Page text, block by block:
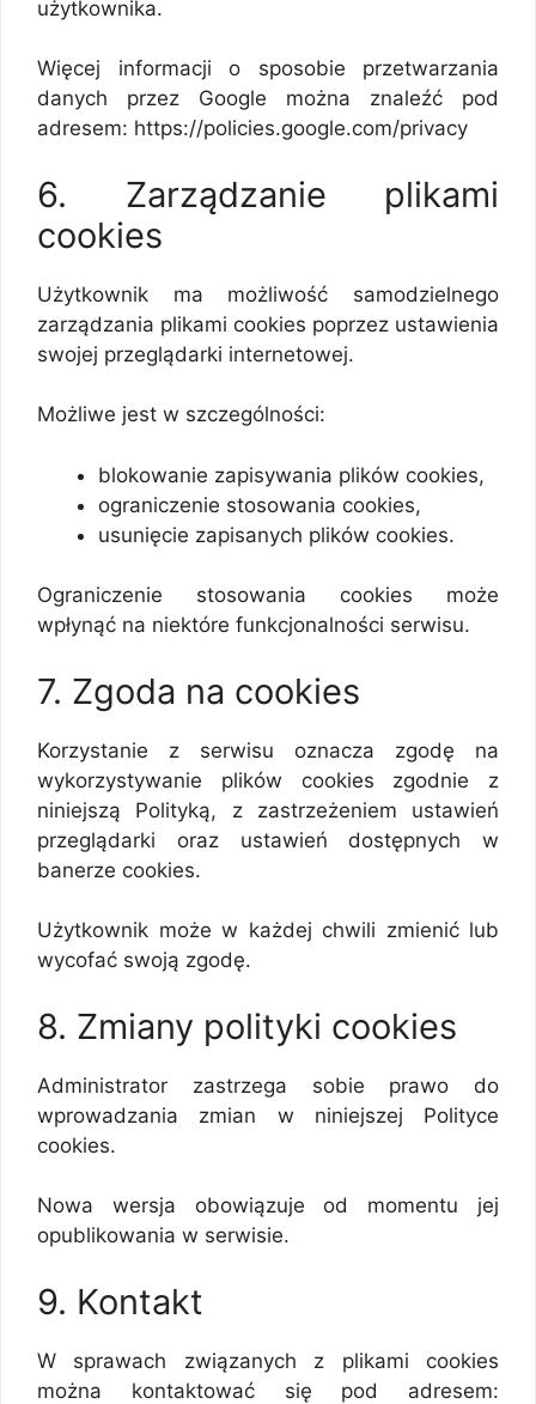
użytkownika.
Więcej informacji o sposobie przetwarzania
danych przez Google można znaleźć pod
adresem: https://policies.google.com/privacy
6. Zarządzanie plikami
cookies
Użytkownik ma możliwość samodzielnego
zarządzania plikami cookies poprzez ustawienia
swojej przeglądarki internetowej.
Możliwe jest w szczególności:
blokowanie zapisywania plików cookies,
ograniczenie stosowania cookies,
usunięcie zapisanych plików cookies.
Ograniczenie stosowania cookies może
wpłynąć na niektóre funkcjonalności serwisu.
7. Zgoda na cookies
Korzystanie z serwisu oznacza zgodę na
wykorzystywanie plików cookies zgodnie z
niniejszą Polityką, z zastrzeżeniem ustawień
przeglądarki oraz ustawień dostępnych w
banerze cookies.
Użytkownik może w każdej chwili zmienić lub
wycofać swoją zgodę.
8. Zmiany polityki cookies
Administrator zastrzega sobie prawo do
wprowadzania zmian w niniejszej Polityce
cookies.
Nowa wersja obowiązuje od momentu jej
opublikowania w serwisie.
9. Kontakt
W sprawach związanych z plikami cookies
można kontaktować się pod adresem: